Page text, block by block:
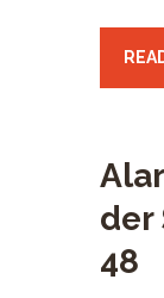
der
48